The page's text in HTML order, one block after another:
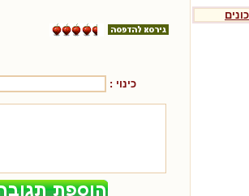
כינוי :